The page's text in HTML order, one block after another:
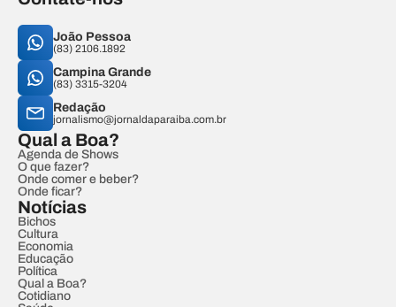
João Pessoa
(83) 2106.1892
Campina Grande
(83) 3315-3204
Redação
jornalismo@jornaldaparaiba.com.br
Qual a Boa?
Agenda de Shows
O que fazer?
Onde comer e beber?
Onde ficar?
Notícias
Bichos
Cultura
Economia
Educação
Política
Qual a Boa?
Cotidiano